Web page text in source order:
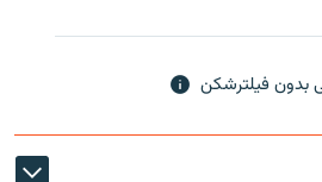
بدون فیلترشکن